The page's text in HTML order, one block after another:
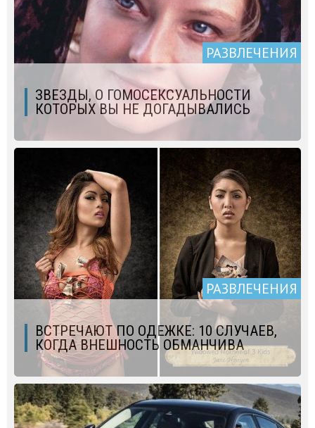
РАЗВЛЕЧЕНИЯ
ЗВЕЗДЫ, О ГОМОСЕКСУАЛЬНОСТИ
КОТОРЫХ ВЫ НЕ ДОГАДЫВАЛИСЬ
РАЗВЛЕЧЕНИЯ
ВСТРЕЧАЮТ ПО ОДЕЖКЕ: 10 СЛУЧАЕВ,
КОГДА ВНЕШНОСТЬ ОБМАНЧИВА